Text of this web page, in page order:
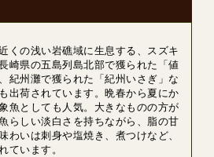
くの浅い岩礁域に生息する、スズキ
崎県の五島列島北部で獲られた「値
紀州灘で獲られた「紀州いさぎ」な
出荷されています。晩春から夏にか
魚としても人気。大きなものの方が
らしい淡白さを持ちながら、脂の甘
わいは刺身や塩焼き、煮つけなど、
ています。